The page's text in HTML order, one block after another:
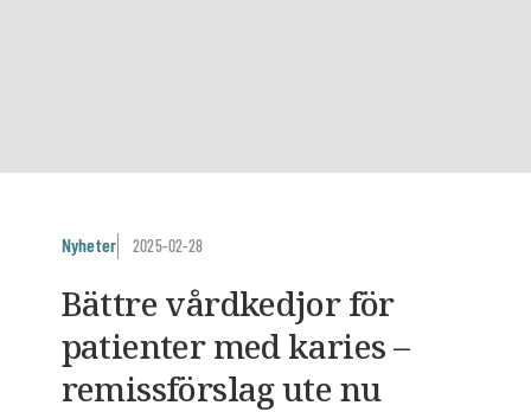
Nyheter 2025-02-28
Bättre vårdkedjor för
patienter med karies –
remissförslag ute nu